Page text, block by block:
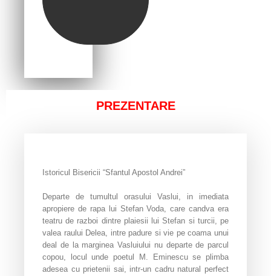
PREZENTARE
Istoricul Bisericii “Sfantul Apostol Andrei”
Departe de tumultul orasului Vaslui, in imediata
apropiere de rapa lui Stefan Voda, care candva era
teatru de razboi dintre plaiesii lui Stefan si turcii, pe
valea raului Delea, intre padure si vie pe coama unui
deal de la marginea Vasluiului nu departe de parcul
copou, locul unde poetul M. Eminescu se plimba
adesea cu prietenii sai, intr-un cadru natural perfect